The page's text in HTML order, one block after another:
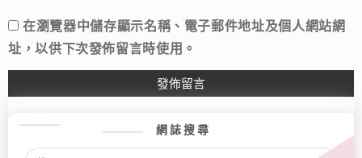
在瀏覽器中儲存顯示名稱、電子郵件地址及個人網站網
址，以供下次發佈留言時使用。
網誌搜尋